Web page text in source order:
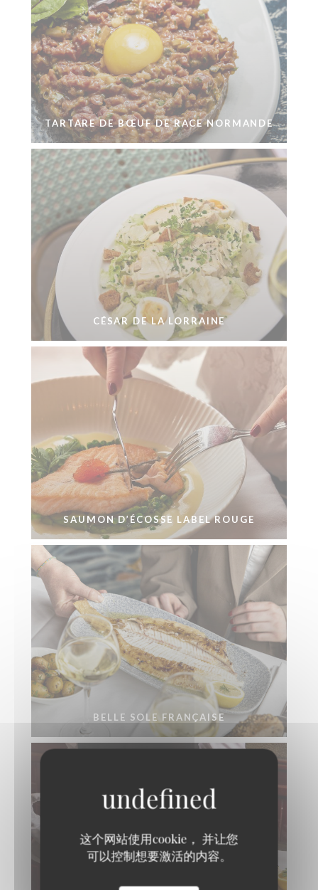
这个网站使用cookie， 并让您
可以控制想要激活的内容。
TARTARE DE BŒUF DE RACE NORMANDE
CÉSAR DE LA LORRAINE
SAUMON D’ÉCOSSE LABEL ROUGE
BELLE SOLE FRANÇAISE